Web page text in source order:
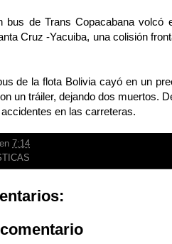
bus de Trans Copacabana
Cruz -Yacuiba, una colisión
de la flota Bolivia cayó en un
un tráiler, dejando dos muertos.
en las carreteras.
en 7:14